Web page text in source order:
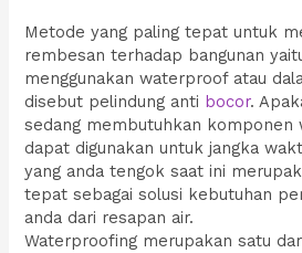
Metode yang paling tepat untuk
rembesan terhadap bangunan
menggunakan waterproof atau
disebut pelindung anti bocor.
sedang membutuhkan komponen
dapat digunakan untuk jangka
yang anda tengok saat ini
tepat sebagai solusi kebutuhan
anda dari resapan air.
Waterproofing merupakan satu